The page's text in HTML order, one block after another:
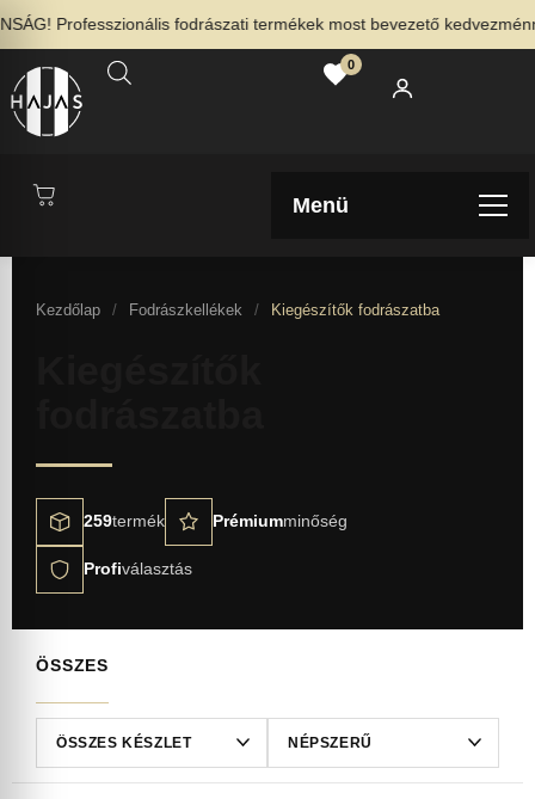
Professzionális fodrászati termékek most bevezető
0
Menü
Kezdőlap / Fodrászkellékek / Kiegészítők fodrászatba
259termék Prémiumminőség
Profiválasztás
ÖSSZES